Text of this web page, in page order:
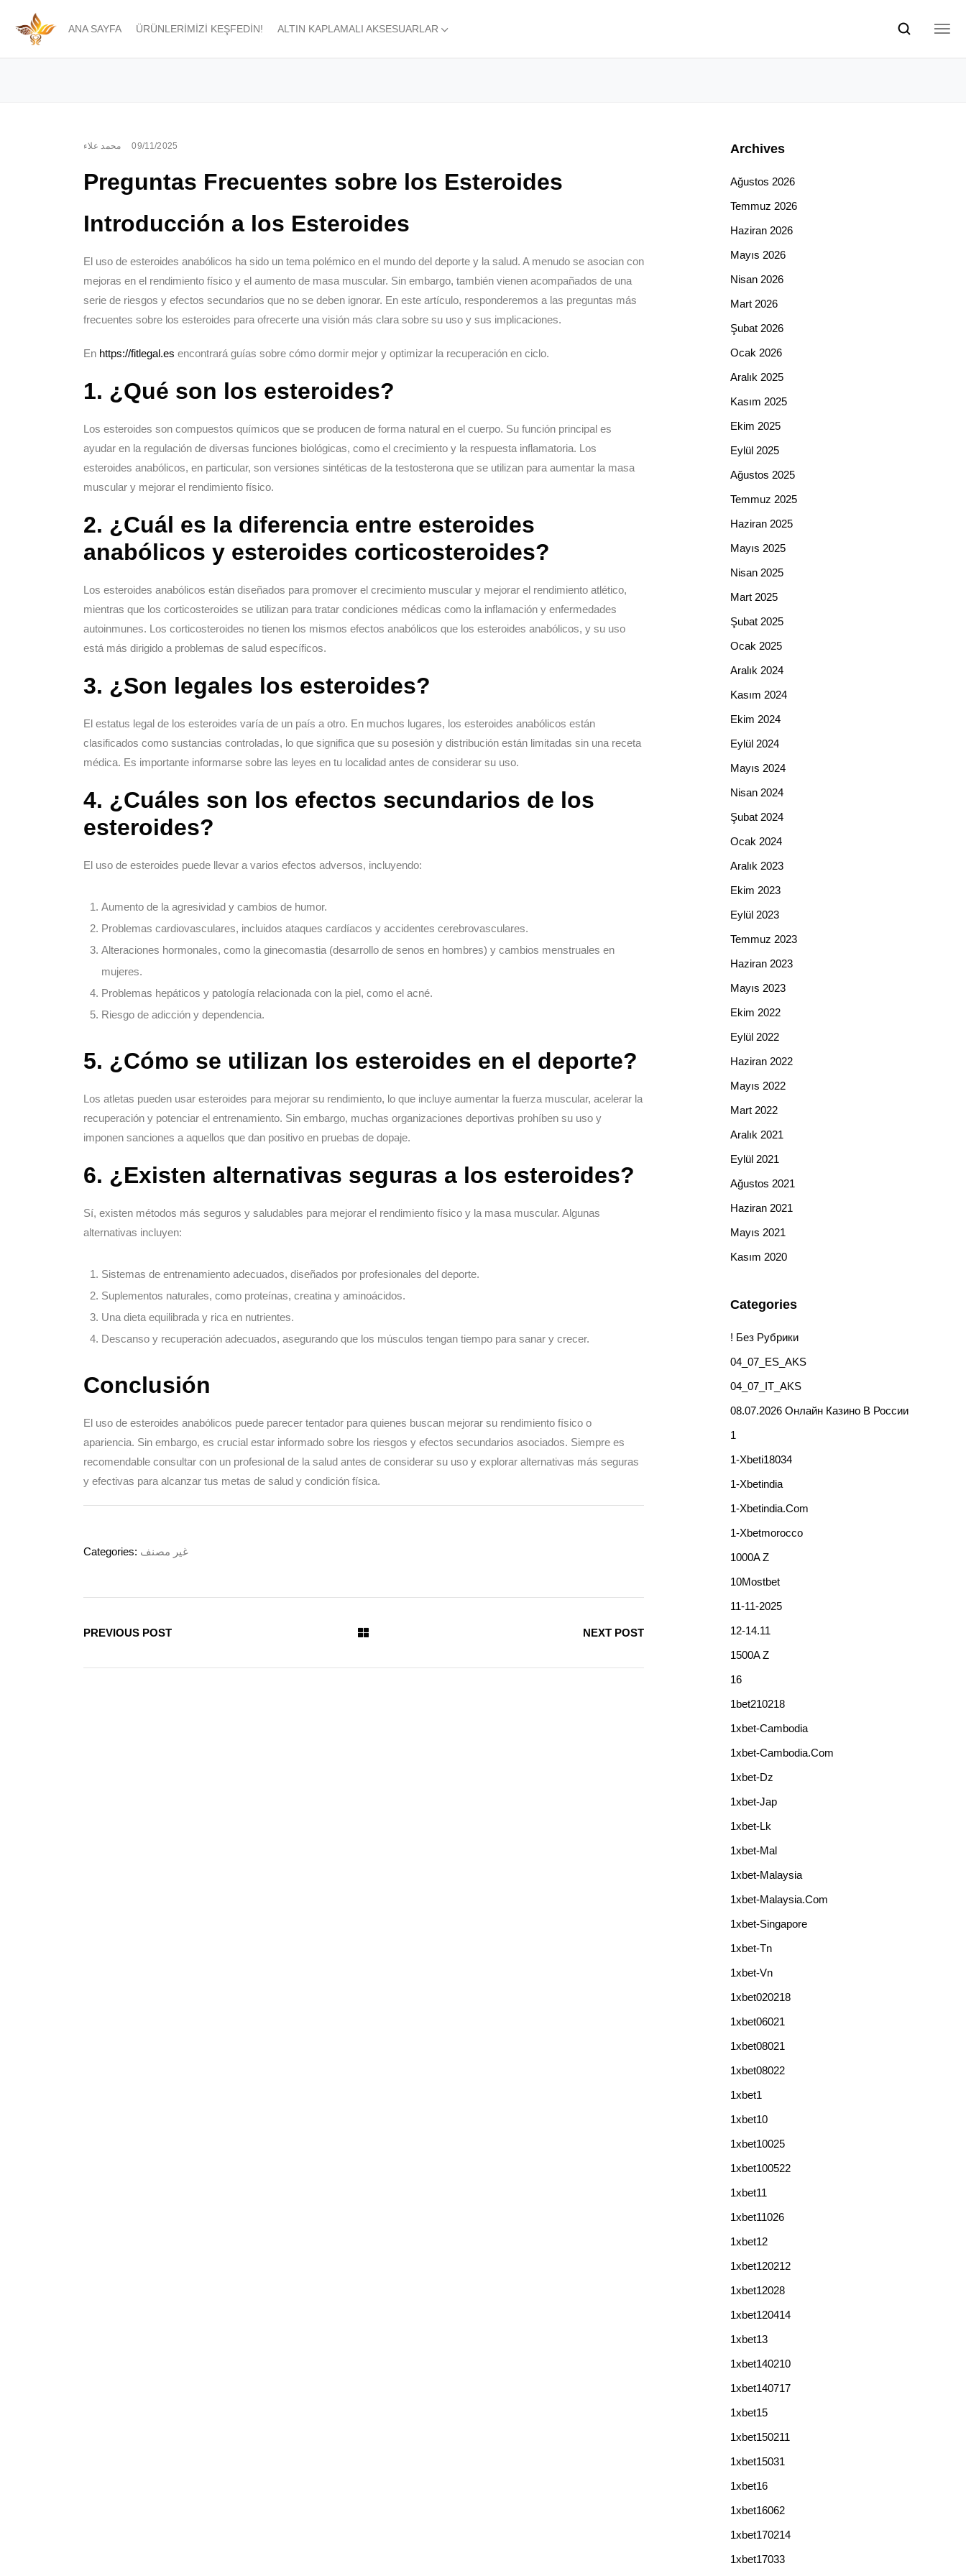
ANA SAYFA ÜRÜNLERIMIZI KEŞFEDIN! ALTIN KAPLAMALI AKSESUARLAR
محمد علاء 09/11/2025
Preguntas Frecuentes sobre los Esteroides
Introducción a los Esteroides
El uso de esteroides anabólicos ha sido un tema polémico en el mundo del deporte y la salud. A menudo se asocian con
mejoras en el rendimiento físico y el aumento de masa muscular. Sin embargo, también vienen acompañados de una
serie de riesgos y efectos secundarios que no se deben ignorar. En este artículo, responderemos a las preguntas más
frecuentes sobre los esteroides para ofrecerte una visión más clara sobre su uso y sus implicaciones.
En https://fitlegal.es encontrará guías sobre cómo dormir mejor y optimizar la recuperación en ciclo.
1. ¿Qué son los esteroides?
Los esteroides son compuestos químicos que se producen de forma natural en el cuerpo. Su función principal es
ayudar en la regulación de diversas funciones biológicas, como el crecimiento y la respuesta inflamatoria. Los
esteroides anabólicos, en particular, son versiones sintéticas de la testosterona que se utilizan para aumentar la masa
muscular y mejorar el rendimiento físico.
2. ¿Cuál es la diferencia entre esteroides
anabólicos y esteroides corticosteroides?
Los esteroides anabólicos están diseñados para promover el crecimiento muscular y mejorar el rendimiento atlético,
mientras que los corticosteroides se utilizan para tratar condiciones médicas como la inflamación y enfermedades
autoinmunes. Los corticosteroides no tienen los mismos efectos anabólicos que los esteroides anabólicos, y su uso
está más dirigido a problemas de salud específicos.
3. ¿Son legales los esteroides?
El estatus legal de los esteroides varía de un país a otro. En muchos lugares, los esteroides anabólicos están
clasificados como sustancias controladas, lo que significa que su posesión y distribución están limitadas sin una receta
médica. Es importante informarse sobre las leyes en tu localidad antes de considerar su uso.
4. ¿Cuáles son los efectos secundarios de los
esteroides?
El uso de esteroides puede llevar a varios efectos adversos, incluyendo:
Aumento de la agresividad y cambios de humor.
Problemas cardiovasculares, incluidos ataques cardíacos y accidentes cerebrovasculares.
Alteraciones hormonales, como la ginecomastia (desarrollo de senos en hombres) y cambios menstruales en
mujeres.
Problemas hepáticos y patología relacionada con la piel, como el acné.
Riesgo de adicción y dependencia.
5. ¿Cómo se utilizan los esteroides en el deporte?
Los atletas pueden usar esteroides para mejorar su rendimiento, lo que incluye aumentar la fuerza muscular, acelerar la
recuperación y potenciar el entrenamiento. Sin embargo, muchas organizaciones deportivas prohíben su uso y
imponen sanciones a aquellos que dan positivo en pruebas de dopaje.
6. ¿Existen alternativas seguras a los esteroides?
Sí, existen métodos más seguros y saludables para mejorar el rendimiento físico y la masa muscular. Algunas
alternativas incluyen:
Sistemas de entrenamiento adecuados, diseñados por profesionales del deporte.
Suplementos naturales, como proteínas, creatina y aminoácidos.
Una dieta equilibrada y rica en nutrientes.
Descanso y recuperación adecuados, asegurando que los músculos tengan tiempo para sanar y crecer.
Conclusión
El uso de esteroides anabólicos puede parecer tentador para quienes buscan mejorar su rendimiento físico o
apariencia. Sin embargo, es crucial estar informado sobre los riesgos y efectos secundarios asociados. Siempre es
recomendable consultar con un profesional de la salud antes de considerar su uso y explorar alternativas más seguras
y efectivas para alcanzar tus metas de salud y condición física.
Categories: غير مصنف
PREVIOUS POST NEXT POST
Archives
Ağustos 2026
Temmuz 2026
Haziran 2026
Mayıs 2026
Nisan 2026
Mart 2026
Şubat 2026
Ocak 2026
Aralık 2025
Kasım 2025
Ekim 2025
Eylül 2025
Ağustos 2025
Temmuz 2025
Haziran 2025
Mayıs 2025
Nisan 2025
Mart 2025
Şubat 2025
Ocak 2025
Aralık 2024
Kasım 2024
Ekim 2024
Eylül 2024
Mayıs 2024
Nisan 2024
Şubat 2024
Ocak 2024
Aralık 2023
Ekim 2023
Eylül 2023
Temmuz 2023
Haziran 2023
Mayıs 2023
Ekim 2022
Eylül 2022
Haziran 2022
Mayıs 2022
Mart 2022
Aralık 2021
Eylül 2021
Ağustos 2021
Haziran 2021
Mayıs 2021
Kasım 2020
Categories
! Без Рубрики
04_07_ES_AKS
04_07_IT_AKS
08.07.2026 Онлайн Казино В России
1
1-Xbeti18034
1-Xbetindia
1-Xbetindia.com
1-Xbetmorocco
1000A Z
10Mostbet
11-11-2025
12-14.11
1500A Z
16
1bet210218
1xbet-Cambodia
1xbet-Cambodia.com
1xbet-Dz
1xbet-Jap
1xbet-Lk
1xbet-Mal
1xbet-Malaysia
1xbet-Malaysia.com
1xbet-Singapore
1xbet-Tn
1xbet-Vn
1xbet020218
1xbet06021
1xbet08021
1xbet08022
1xbet1
1xbet10
1xbet10025
1xbet100522
1xbet11
1xbet11026
1xbet12
1xbet120212
1xbet12028
1xbet120414
1xbet13
1xbet140210
1xbet140717
1xbet15
1xbet150211
1xbet15031
1xbet16
1xbet16062
1xbet170214
1xbet17033